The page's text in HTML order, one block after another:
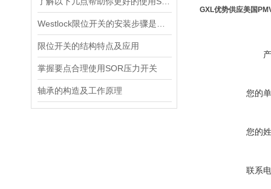
限位开关的结构特点及应用
掌握要点合理使用SOR压力开关
轴承的构造及工作原理
GXL优势供应美国
您的
您的
联系